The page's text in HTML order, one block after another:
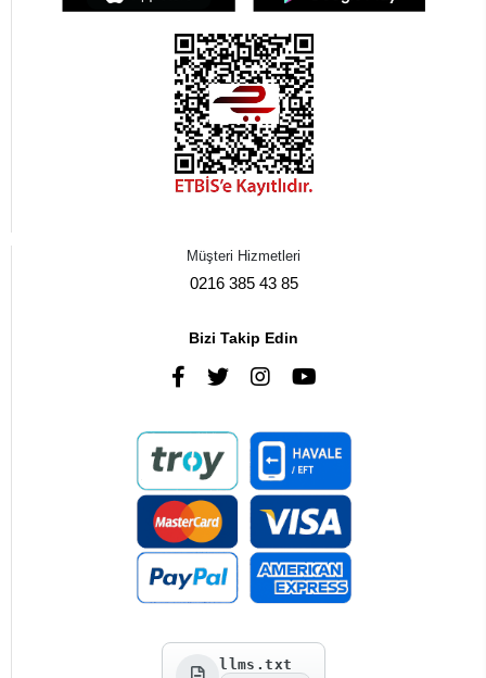
Müşteri Hizmetleri
0216 385 43 85
Bizi Takip Edin
llms.txt